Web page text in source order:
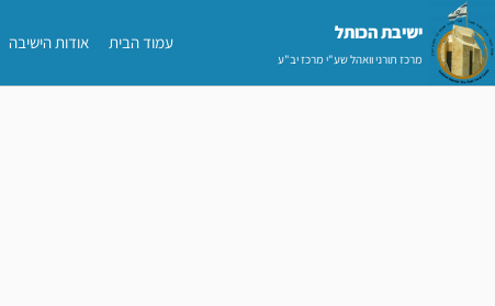
דילוג
לתוכן
ישיבת הכותל​
מרכז תורני וואהל שע"י מרכז יב"ע
עמוד הבית אודות הישיבה